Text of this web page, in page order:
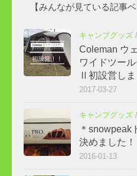
【みんなが見ている記事ベ
キャンプグッズ /
Coleman ウ
ワイドツー
Ⅱ初設営しま
2017-03-27
キャンプグッズ /
＊snowpeak
決めました！
2016-01-13